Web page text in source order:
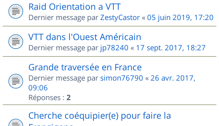
Raid Orientation a VTT
Dernier message par ZestyCastor « 05 juin 2019, 17:20
VTT dans l'Ouest Américain
Dernier message par jp78240 « 17 sept. 2017, 18:27
Grande traversée en France
Dernier message par simon76790 « 26 avr. 2017,
09:06
Réponses : 2
Cherche coéquipier(e) pour faire la